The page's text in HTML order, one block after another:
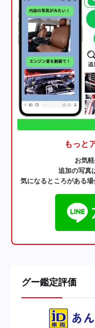
もっと
お気
追加の写真
気になるところがある
グー鑑定評価